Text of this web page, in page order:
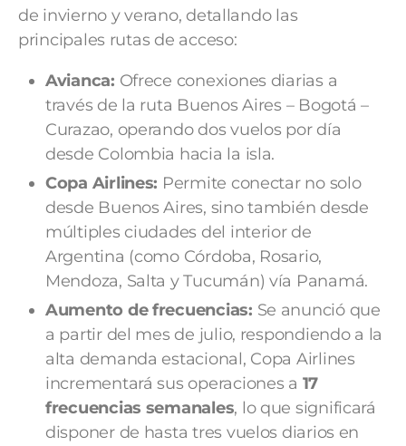
de invierno y verano, detallando las
principales rutas de acceso:
Avianca: Ofrece conexiones diarias a
través de la ruta Buenos Aires – Bogotá –
Curazao, operando dos vuelos por día
desde Colombia hacia la isla.
Copa Airlines: Permite conectar no solo
desde Buenos Aires, sino también desde
múltiples ciudades del interior de
Argentina (como Córdoba, Rosario,
Mendoza, Salta y Tucumán) vía Panamá.
Aumento de frecuencias: Se anunció que
a partir del mes de julio, respondiendo a la
alta demanda estacional, Copa Airlines
incrementará sus operaciones a 17
frecuencias semanales, lo que significará
disponer de hasta tres vuelos diarios en